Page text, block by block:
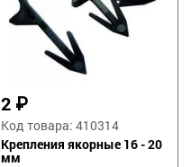
2 ₽
Код товара: 410314
Крепления якорные 16 - 20
мм